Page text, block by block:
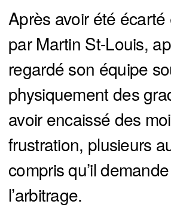
Après avoir été écarté
par Martin St-Louis,
regardé son équipe
physiquement des
avoir encaissé des
frustration, plusieurs
compris qu’il
l’arbitrage.